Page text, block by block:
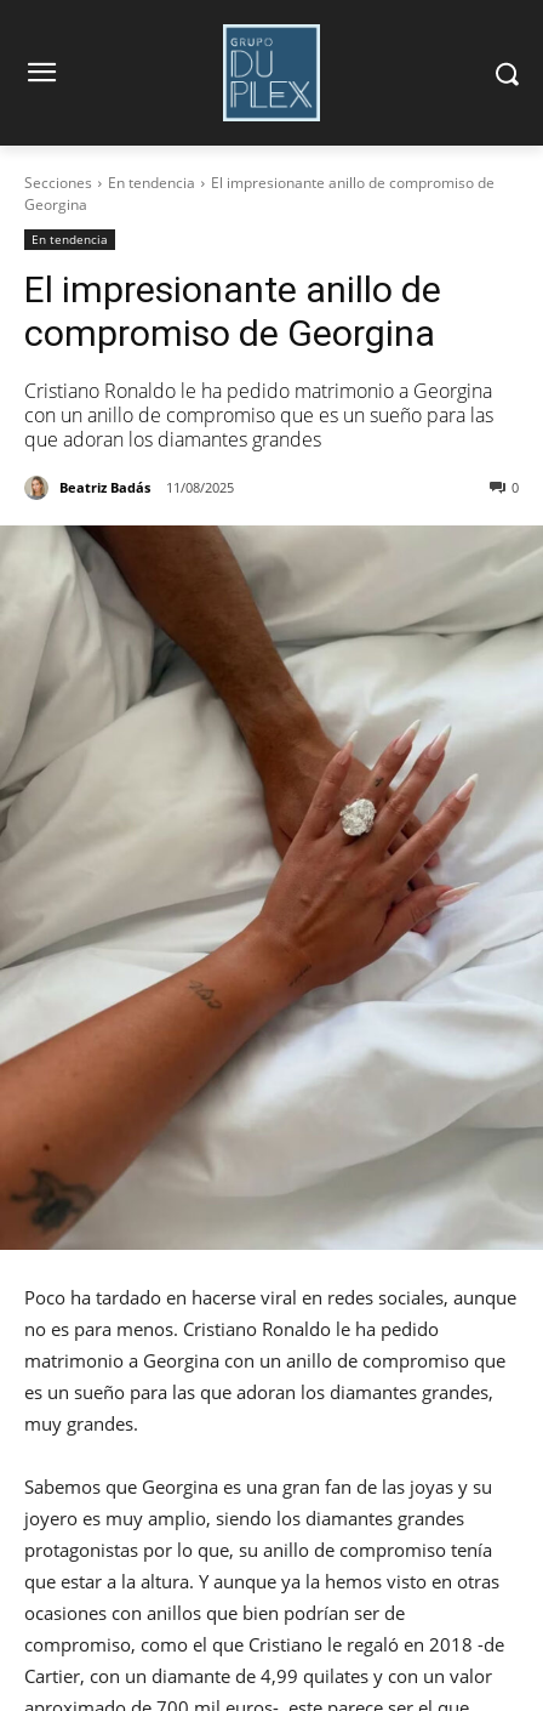
Secciones En tendencia
El impresionante anillo de compromiso de
Georgina
En tendencia
El impresionante anillo de
compromiso de Georgina
Cristiano Ronaldo le ha pedido matrimonio a Georgina
con un anillo de compromiso que es un sueño para las
que adoran los diamantes grandes
Beatriz Badás 11/08/2025 0
Poco ha tardado en hacerse viral en redes sociales, aunque
no es para menos. Cristiano Ronaldo le ha pedido
matrimonio a Georgina con un anillo de compromiso que
es un sueño para las que adoran los diamantes grandes,
muy grandes.
Sabemos que Georgina es una gran fan de las joyas y su
joyero es muy amplio, siendo los diamantes grandes
protagonistas por lo que, su anillo de compromiso tenía
que estar a la altura. Y aunque ya la hemos visto en otras
ocasiones con anillos que bien podrían ser de
compromiso, como el que Cristiano le regaló en 2018 -de
Cartier, con un diamante de 4,99 quilates y con un valor